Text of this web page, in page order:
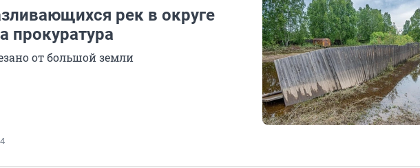
рек в округе
прокуратура
от большой земли
4